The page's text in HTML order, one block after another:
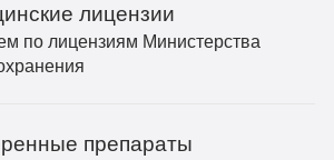
лицензии
по лицензиям Министерства
препараты